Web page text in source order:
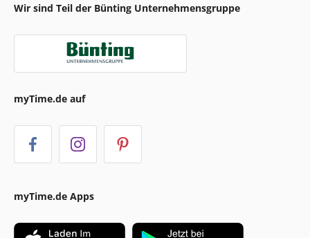
Wir sind Teil der Bünting Unternehmensgruppe
myTime.de auf
myTime.de Apps